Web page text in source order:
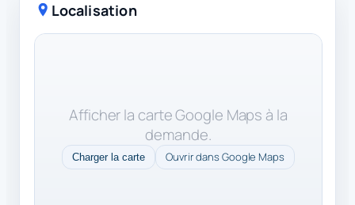
Localisation
Afficher la carte Google Maps à la
demande.
Charger la carte Ouvrir dans Google Maps